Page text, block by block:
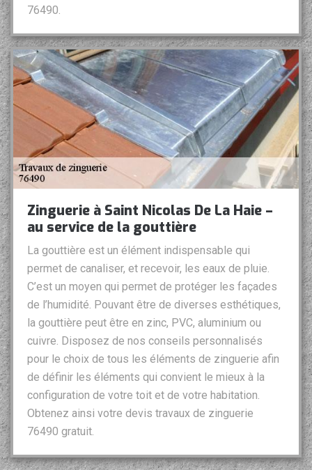
76490.
Zinguerie à Saint Nicolas De La Haie –
au service de la gouttière
La gouttière est un élément indispensable qui
permet de canaliser, et recevoir, les eaux de pluie.
C’est un moyen qui permet de protéger les façades
de l’humidité. Pouvant être de diverses esthétiques,
la gouttière peut être en zinc, PVC, aluminium ou
cuivre. Disposez de nos conseils personnalisés
pour le choix de tous les éléments de zinguerie afin
de définir les éléments qui convient le mieux à la
configuration de votre toit et de votre habitation.
Obtenez ainsi votre devis travaux de zinguerie
76490 gratuit.